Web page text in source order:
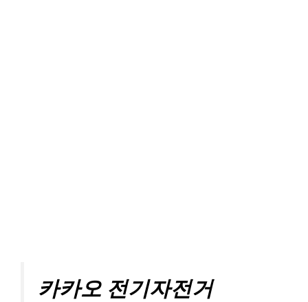
카카오 전기자전거